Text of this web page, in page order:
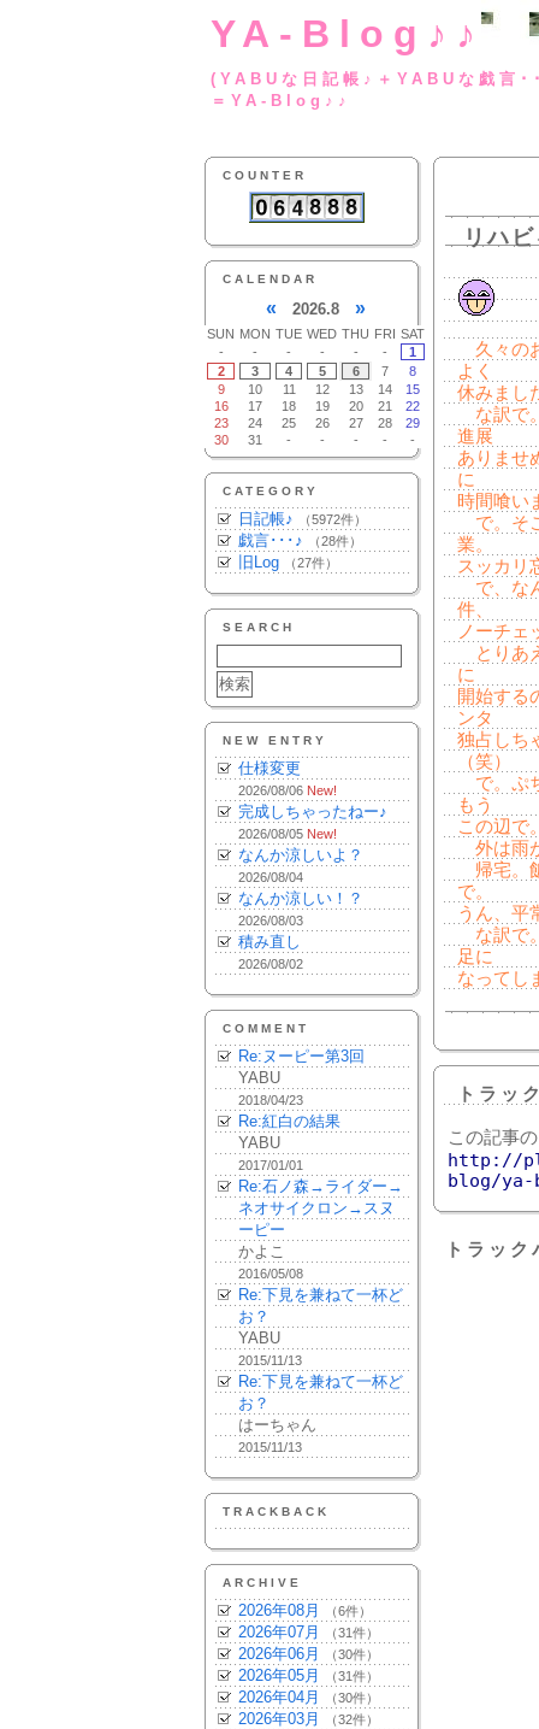
YA-Blog♪♪
(YABUな日記帳♪
＝YA-Blog♪♪
COUNTER
CALENDAR
« 2026.8 »
SUN MON TUE WED THU FRI SAT
-
- - - - -
1
2
3 4 5 6 7
8
9
10 11 12 13 14
15
16
17 18 19 20 21
22
23
24 25 26 27 28
29
30
31 - - - - -
CATEGORY
日記帳♪ （5972件）
戯言･･･♪ （28件）
旧Log （27件）
SEARCH
NEW ENTRY
仕様変更
2026/08/06 New!
完成しちゃったねー♪
2026/08/05 New!
なんか涼しいよ？
2026/08/04
なんか涼しい！？
2026/08/03
積み直し
2026/08/02
COMMENT
Re:ヌーピー第3回
YABU
2018/04/23
Re:紅白の結果
YABU
2017/01/01
Re:石ノ森→ライダー→
ネオサイクロン→スヌ
ーピー
かよこ
2016/05/08
Re:下見を兼ねて一杯ど
お？
YABU
2015/11/13
Re:下見を兼ねて一杯ど
お？
はーちゃん
2015/11/13
TRACKBACK
ARCHIVE
2026年08月 （6件）
2026年07月 （31件）
2026年06月 （30件）
2026年05月 （31件）
2026年04月 （30件）
2026年03月 （32件）
リハ
久々の
よく
休みまし
な訳で
進展
ありませ
に
時間喰い
で。そ
業。
スッカリ
で、な
件、
ノーチェ
とりあ
に
開始する
ンタ
独占しち
（笑）
で。ぷ
もう
この辺で
外は雨
帰宅。
で。
うん、平
な訳で
足に
なってし
トラッ
この記事
http://
blog/ya-
トラッ